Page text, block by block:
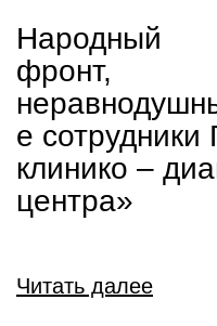
Народный
фронт,
е сотрудники
клинико –
центра»
Читать далее